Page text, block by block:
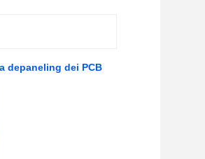
depaneling dei PCB